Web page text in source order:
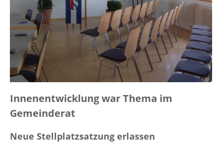
Innenentwicklung war Thema im
Gemeinderat
Neue Stellplatzsatzung erlassen